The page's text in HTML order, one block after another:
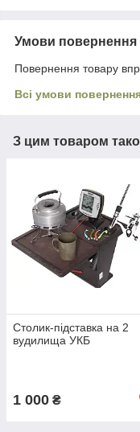
Умови повернення
Повернення товару
Всі умови
З цим товаром
Столик-підставка на 2
вудилища УКБ
1 000 ₴